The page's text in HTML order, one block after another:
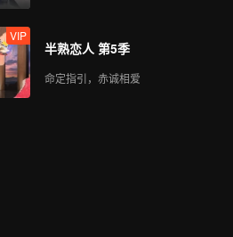
VIP
半熟恋人 第5季
命定指引，赤诚相爱